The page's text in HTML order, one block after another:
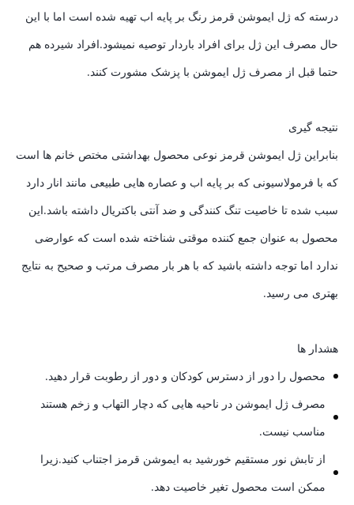
درسته که ژل ایموشن قرمز رنگ بر پایه اب تهیه شده است اما با این
حال مصرف این ژل برای افراد باردار توصیه نمیشود.افراد شیرده هم
حتما قبل از مصرف ژل ایموشن با پزشک مشورت کنند.
نتیجه گیری
بنابراین ژل ایموشن قرمز نوعی محصول بهداشتی مختص خانم ها است
که با فرمولاسیونی که بر پایه اب و عصاره هایی طبیعی مانند انار دارد
سبب شده تا خاصیت تنگ کنندگی و ضد آنتی باکتریال داشته باشد.این
محصول به عنوان جمع کننده موقتی شناخته شده است که عوارضی
ندارد اما توجه داشته باشید که با هر بار مصرف مرتب و صحیح به نتایج
بهتری می رسید.
هشدار ها
محصول را دور از دسترس کودکان و دور از رطوبت قرار دهید.
مصرف ژل ایموشن در ناحیه هایی که دچار التهاب و زخم هستند
مناسب نیست.
از تابش نور مستقیم خورشید به ایموشن قرمز اجتناب کنید.زیرا
ممکن است محصول تغیر خاصیت دهد.